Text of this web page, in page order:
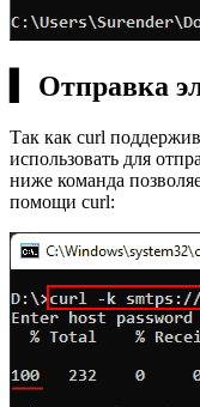
▍ Отправка
Так как curl
использовать для
ниже команда
помощи curl: